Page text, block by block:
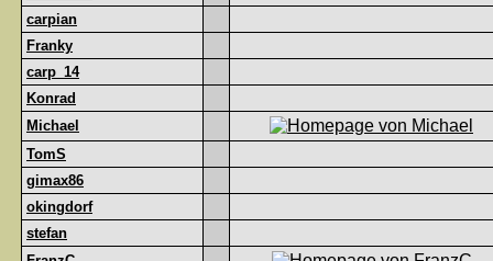
carpian
Franky
carp_14
Konrad
Michael
TomS
gimax86
okingdorf
stefan